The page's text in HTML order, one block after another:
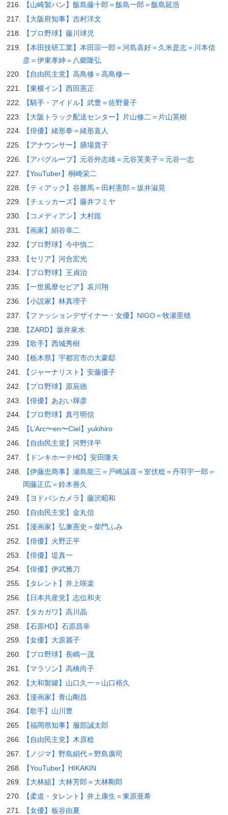
【山崎製パン】飯島藤十郎＝飯島一郎＝飯島延浩
【大阪府知事】吉村洋文
【プロ野球】藤川球児
【本田技研工業】本田宗一郎＝河島喜好＝久米是志＝川本信
彦＝伊東孝紳＝八郷隆弘
【自由民主党】高鳥修＝高鳥修一
【東横イン】西田憲正
【騎手・アイドル】武豊＝佐野量子
【大阪トラック配送センター】片山修二＝片山英樹
【俳優】緒形拳＝緒形直人
【アナウンサー】膳場貴子
【アパグループ】元谷外志雄＝元谷芙美子＝元谷一志
【YouTuber】桐崎栄二
【ティアック】谷勝馬＝田村憲郎＝坂井淑晃
【チェッカーズ】藤井フミヤ
【コメディアン】大村崑
【画家】絹谷幸二
【プロ野球】今中慎二
【セリア】河合宏光
【プロ野球】王貞治
【一世風靡セピア】哀川翔
【小説家】林真理子
【ファッションデザイナー・女優】NIGO＝牧瀬里穂
【ZARD】坂井泉水
【歌手】西城秀樹
【栃木県】宇都宮市の大豪邸
【ジャーナリスト】安藤優子
【プロ野球】原辰徳
【俳優】あおい輝彦
【プロ野球】真弓明信
【L’Arc〜en〜Ciel】yukihiro
【自由民主党】河野洋平
【ドンキホーテHD】安田隆夫
【伊藤忠商事】瀬島龍三＝戸崎誠喜＝室伏稔＝丹羽宇一郎＝
岡藤正広＝鈴木善久
【ヨドバシカメラ】藤沢昭和
【自由民主党】金丸信
【漫画家】弘兼憲史＝柴門ふみ
【俳優】火野正平
【俳優】堤真一
【俳優】伊武雅刀
【タレント】井上咲楽
【日本共産党】志位和夫
【タカガワ】高川晶
【石原HD】石原昌幸
【女優】大原麗子
【プロ野球】長嶋一茂
【マラソン】高橋尚子
【大和製罐】山口久一＝山口裕久
【漫画家】青山剛昌
【歌手】山川豊
【福岡県知事】服部誠太郎
【自由民主党】木原稔
【ノジマ】野島絹代＝野島廣司
【YouTuber】HIKAKIN
【大林組】大林芳郎＝大林剛郎
【柔道・タレント】井上康生＝東原亜希
【女優】板谷由夏